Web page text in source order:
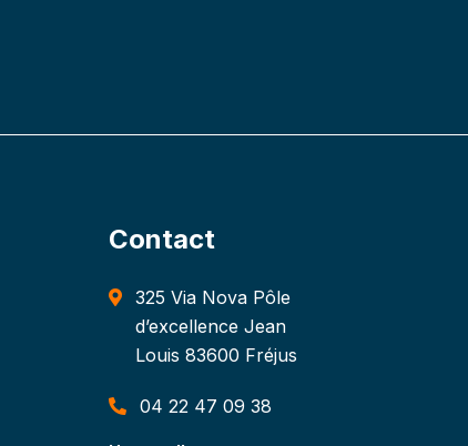
Contact
325 Via Nova Pôle
d’excellence Jean
Louis 83600 Fréjus
04 22 47 09 38